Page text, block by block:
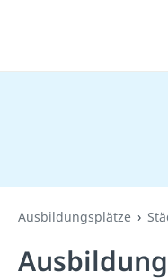
Ausbildungsplätze